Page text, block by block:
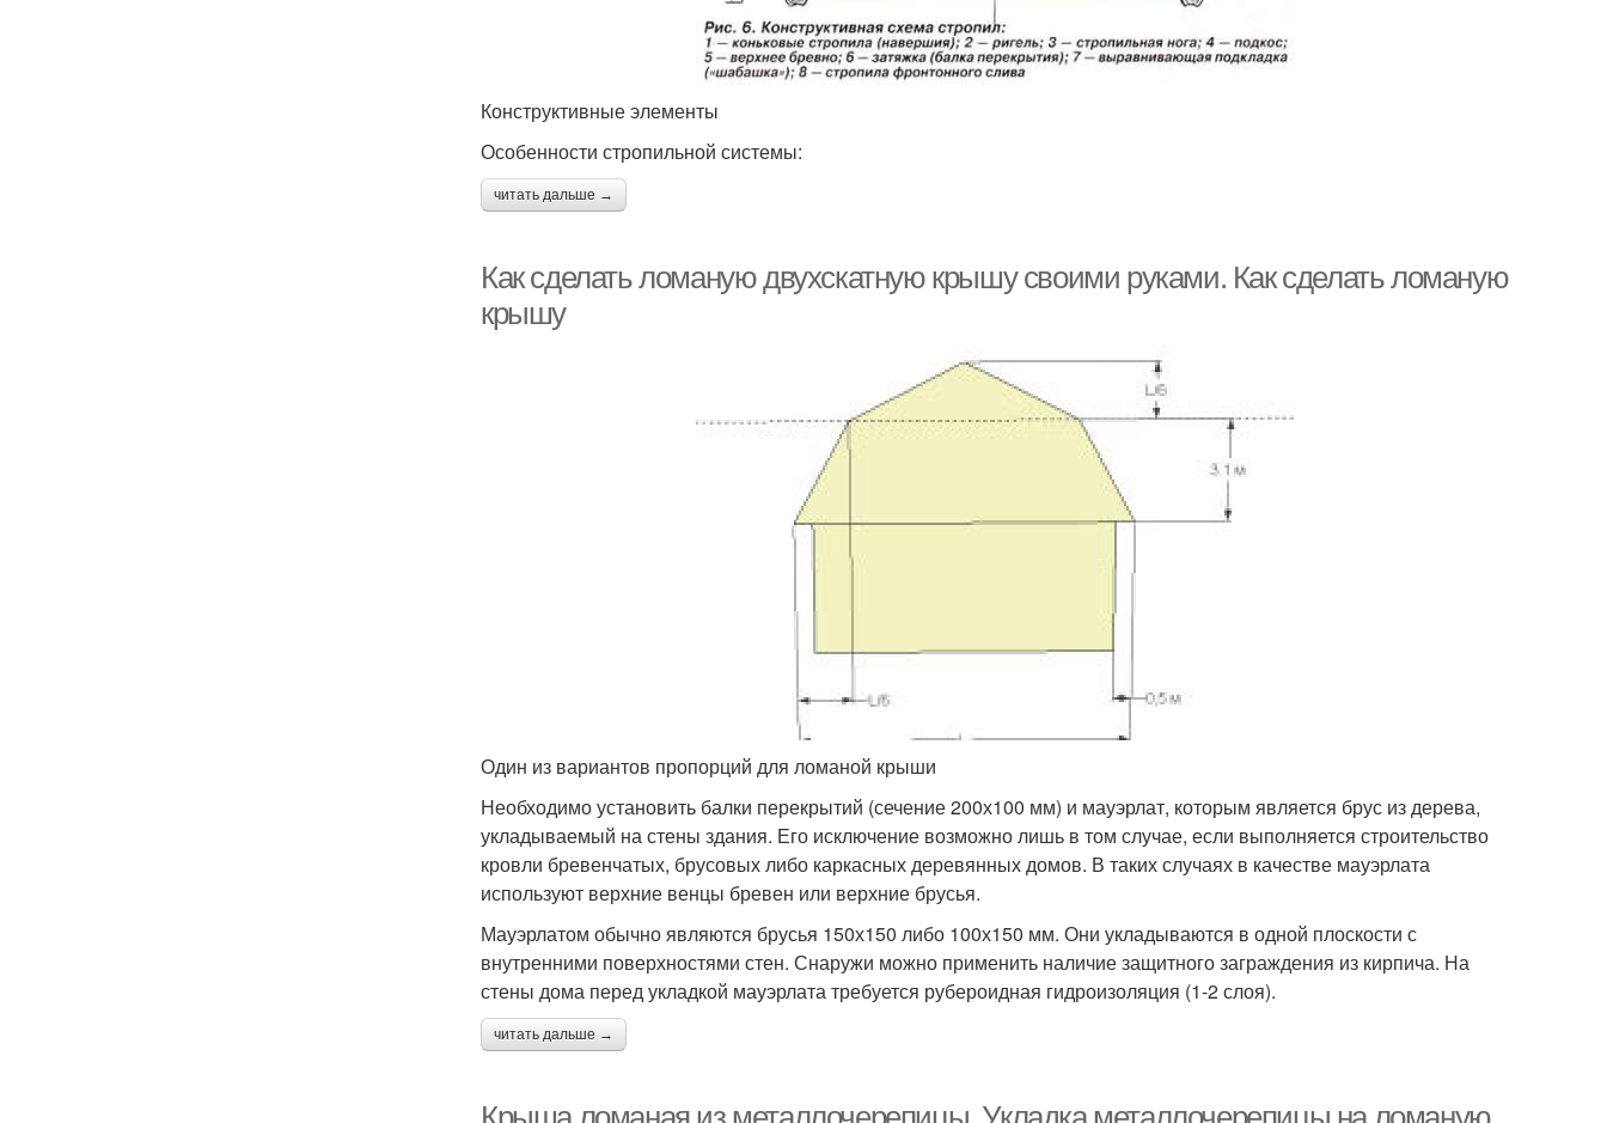
Конструктивные элементы
Особенности стропильной системы:
читать дальше →
Как сделать ломаную двухскатную крышу своими руками. Как сделать ломаную
крышу
Один из вариантов пропорций для ломаной крыши
Необходимо установить балки перекрытий (сечение 200х100 мм) и мауэрлат, которым является брус из дерева,
укладываемый на стены здания. Его исключение возможно лишь в том случае, если выполняется строительство
кровли бревенчатых, брусовых либо каркасных деревянных домов. В таких случаях в качестве мауэрлата
используют верхние венцы бревен или верхние брусья.
Мауэрлатом обычно являются брусья 150х150 либо 100х150 мм. Они укладываются в одной плоскости с
внутренними поверхностями стен. Снаружи можно применить наличие защитного заграждения из кирпича. На
стены дома перед укладкой мауэрлата требуется рубероидная гидроизоляция (1-2 слоя).
читать дальше →